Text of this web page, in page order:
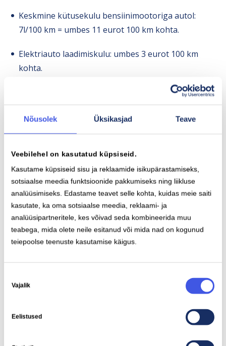
Nõusolek Üksikasjad Teave
Veebilehel on kasutatud küpsiseid.
Kasutame küpsiseid sisu ja reklaamide isikupärastamiseks,
sotsiaalse meedia funktsioonide pakkumiseks ning liikluse
analüüsimiseks. Edastame teavet selle kohta, kuidas meie saiti
kasutate, ka oma sotsiaalse meedia, reklaami- ja
analüüsipartneritele, kes võivad seda kombineerida muu
teabega, mida olete neile esitanud või mida nad on kogunud
teiepoolse teenuste kasutamise käigus.
valik
Vajalik
Eelistused
Keskmine kütusekulu bensiinimootoriga autol:
7l/100 km = umbes 11 eurot 100 km kohta.
Elektriauto laadimiskulu: umbes 3 eurot 100 km
kohta.
Aastas võib säästa kütusekuludelt ligi 1000 eurot või
rohkem, sõltuvalt sõiduharjumustest.
Samuti on elektriautodel madalamad hoolduskulud,
mootoriosad.
Kui lisada siia juurde riiklikud toetused ja soodustused,
on elektriauto pikas perspektiivis oluliselt
kuluefektiivsem valik.
Eesti riik on seadnud ambitsioonikad eesmärgid
transpordi edendamiseks. Uued toetused, pidevalt